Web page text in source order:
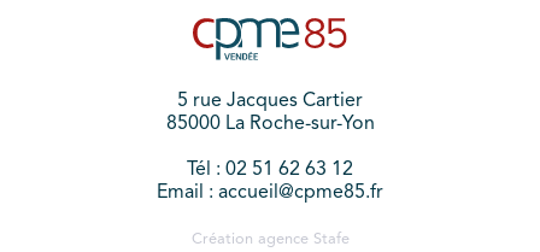
5 rue Jacques Cartier
85000 La Roche-sur-Yon
Tél : 02 51 62 63 12
Email : accueil@cpme85.fr
Création agence Stafe